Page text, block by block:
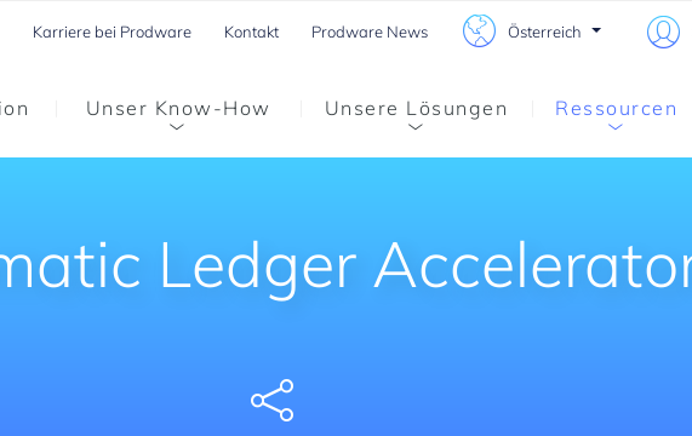
Karriere bei Prodware Kontakt Prodware News Österreich
Unser Know-How Unsere Lösungen Ressourcen
Ledger